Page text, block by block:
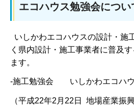
エコハウス勉強会につい
いしかわエコハウスの設計・施
く県内設計・施工事業者に普及
ます。
-施工勉強会 いしかわエコハウ
（平成22年2月22日 地場産業振